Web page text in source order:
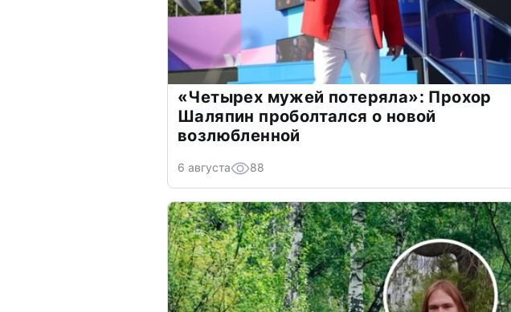
«Четырех мужей потеряла»: Прохор
Шаляпин проболтался о новой
возлюбленной
6 августа 88